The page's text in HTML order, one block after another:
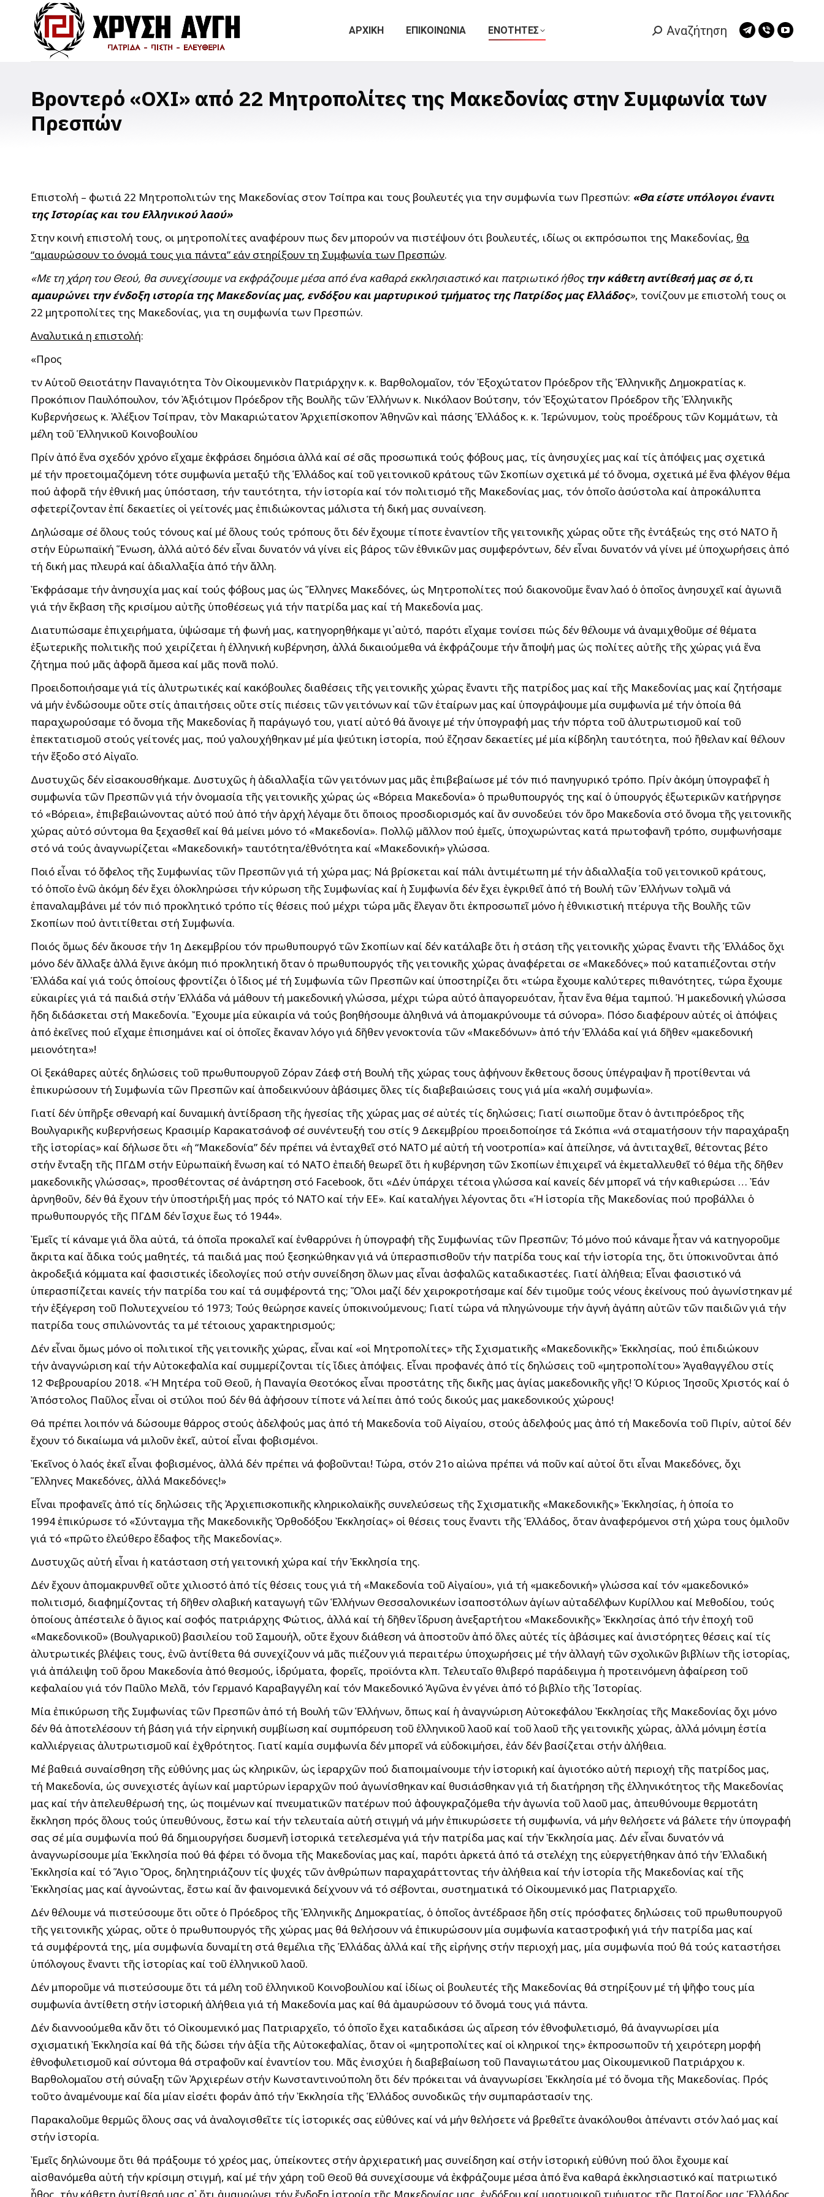
ΑΡΧΙΚΗ ΕΠΙΚΟΙΝΩΝΙΑ ΕΝΟΤΗΤΕΣ Search:
Αναζήτηση
Telegram
new
Viber
new
Βροντερό «ΟΧΙ» από 22 Μητροπολίτες της Μακεδονίας στην Συμφωνία των
Πρεσπών
Επιστολή – φωτιά 22 Μητροπολιτών της Μακεδονίας στον Τσίπρα και τους βουλευτές για την συμφωνία των Πρεσπών: «Θα είστε υπόλογοι έναντι
της Ιστορίας και του Ελληνικού λαού»
Στην κοινή επιστολή τους, οι μητροπολίτες αναφέρουν πως δεν μπορούν να πιστέψουν ότι βουλευτές, ιδίως οι εκπρόσωποι της Μακεδονίας, θα
“αμαυρώσουν το όνομά τους για πάντα” εάν στηρίξουν τη Συμφωνία των Πρεσπών.
«Με τη χάρη του Θεού, θα συνεχίσουμε να εκφράζουμε μέσα από ένα καθαρά εκκλησιαστικό και πατριωτικό ήθοςτην κάθετη αντίθεσή μας σε ό,τι
αμαυρώνει την ένδοξη ιστορία της Μακεδονίας μας, ενδόξου και μαρτυρικού τμήματος της Πατρίδος μας Ελλάδος», τονίζουν με επιστολή τους οι
22 μητροπολίτες της Μακεδονίας, για τη συμφωνία των Πρεσπών.
Αναλυτικά η επιστολή:
«Προς
τὴν Αὑτοῦ Θειοτάτην Παναγιότητα Τὸν Οἰκουμενικὸν Πατριάρχην κ. κ. Βαρθολομαῖον, τόν Ἐξοχώτατον Πρόεδρον τῆς Ἑλληνικῆς Δημοκρατίας κ.
Προκόπιον Παυλόπουλον, τόν Ἀξιότιμον Πρόεδρον τῆς Βουλῆς τῶν Ἑλλήνων κ. Νικόλαον Βούτσην, τόν Ἐξοχώτατον Πρόεδρον τῆς Ἑλληνικῆς
Κυβερνήσεως κ. Ἀλέξιον Τσίπραν, τὸν Μακαριώτατον Ἀρχιεπίσκοπον Ἀθηνῶν καὶ πάσης Ἑλλάδος κ. κ. Ἱερώνυμον, τοὺς προέδρους τῶν Κομμάτων, τὰ
μέλη τοῦ Ἑλληνικοῦ Κοινοβουλίου
Πρίν ἀπό ἕνα σχεδόν χρόνο εἴχαμε ἐκφράσει δημόσια ἀλλά καί σέ σᾶς προσωπικά τούς φόβους μας, τίς ἀνησυχίες μας καί τίς ἀπόψεις μας σχετικά
μέ τήν προετοιμαζόμενη τότε συμφωνία μεταξύ τῆς Ἑλλάδος καί τοῦ γειτονικοῦ κράτους τῶν Σκοπίων σχετικά μέ τό ὄνομα, σχετικά μέ ἕνα φλέγον θέμα
πού ἀφορᾶ τήν ἐθνική μας ὑπόσταση, τήν ταυτότητα, τήν ἱστορία καί τόν πολιτισμό τῆς Μακεδονίας μας, τόν ὁποῖο ἀσύστολα καί ἀπροκάλυπτα
σφετερίζονταν ἐπί δεκαετίες οἱ γείτονές μας ἐπιδιώκοντας μάλιστα τή δική μας συναίνεση.
Δηλώσαμε σέ ὅλους τούς τόνους καί μέ ὅλους τούς τρόπους ὅτι δέν ἔχουμε τίποτε ἐναντίον τῆς γειτονικῆς χώρας οὔτε τῆς ἐντάξεώς της στό ΝΑΤΟ ἤ
στήν Εὐρωπαϊκή Ἕνωση, ἀλλά αὐτό δέν εἶναι δυνατόν νά γίνει εἰς βάρος τῶν ἐθνικῶν μας συμφερόντων, δέν εἶναι δυνατόν νά γίνει μέ ὑποχωρήσεις ἀπό
τή δική μας πλευρά καί ἀδιαλλαξία ἀπό τήν ἄλλη.
Ἐκφράσαμε τήν ἀνησυχία μας καί τούς φόβους μας ὡς Ἕλληνες Μακεδόνες, ὡς Μητροπολίτες πού διακονοῦμε ἕναν λαό ὁ ὁποῖος ἀνησυχεῖ καί ἀγωνιᾶ
γιά τήν ἔκβαση τῆς κρισίμου αὐτῆς ὑποθέσεως γιά τήν πατρίδα μας καί τή Μακεδονία μας.
Διατυπώσαμε ἐπιχειρήματα, ὑψώσαμε τή φωνή μας, κατηγορηθήκαμε γι᾽αὐτό, παρότι εἴχαμε τονίσει πώς δέν θέλουμε νά ἀναμιχθοῦμε σέ θέματα
ἐξωτερικῆς πολιτικῆς πού χειρίζεται ἡ ἑλληνική κυβέρνηση, ἀλλά δικαιούμεθα νά ἐκφράζουμε τήν ἄποψή μας ὡς πολίτες αὐτῆς τῆς χώρας γιά ἕνα
ζήτημα πού μᾶς ἀφορᾶ ἄμεσα καί μᾶς πονᾶ πολύ.
Προειδοποιήσαμε γιά τίς ἀλυτρωτικές καί κακόβουλες διαθέσεις τῆς γειτονικῆς χώρας ἔναντι τῆς πατρίδος μας καί τῆς Μακεδονίας μας καί ζητήσαμε
νά μήν ἐνδώσουμε οὔτε στίς ἀπαιτήσεις οὔτε στίς πιέσεις τῶν γειτόνων καί τῶν ἑταίρων μας καί ὑπογράψουμε μία συμφωνία μέ τήν ὁποία θά
παραχωρούσαμε τό ὄνομα τῆς Μακεδονίας ἤ παράγωγό του, γιατί αὐτό θά ἄνοιγε μέ τήν ὑπογραφή μας τήν πόρτα τοῦ ἀλυτρωτισμοῦ καί τοῦ
ἐπεκτατισμοῦ στούς γείτονές μας, πού γαλουχήθηκαν μέ μία ψεύτικη ἱστορία, πού ἔζησαν δεκαετίες μέ μία κίβδηλη ταυτότητα, πού ἤθελαν καί θέλουν
τήν ἔξοδο στό Αἰγαῖο.
Δυστυχῶς δέν εἰσακουσθήκαμε. Δυστυχῶς ἡ ἀδιαλλαξία τῶν γειτόνων μας μᾶς ἐπιβεβαίωσε μέ τόν πιό πανηγυρικό τρόπο. Πρίν ἀκόμη ὑπογραφεῖ ἡ
συμφωνία τῶν Πρεσπῶν γιά τήν ὀνομασία τῆς γειτονικῆς χώρας ὡς «Βόρεια Μακεδονία» ὁ πρωθυπουργός της καί ὁ ὑπουργός ἐξωτερικῶν κατήργησε
τό «Βόρεια», ἐπιβεβαιώνοντας αὐτό πού ἀπό τήν ἀρχή λέγαμε ὅτι ὅποιος προσδιορισμός καί ἄν συνοδεύει τόν ὅρο Μακεδονία στό ὄνομα τῆς γειτονικῆς
χώρας αὐτό σύντομα θα ξεχασθεῖ καί θά μείνει μόνο τό «Μακεδονία». Πολλῷ μᾶλλον πού ἐμεῖς, ὑποχωρώντας κατά πρωτοφανῆ τρόπο, συμφωνήσαμε
στό νά τούς ἀναγνωρίζεται «Μακεδονική» ταυτότητα/ἐθνότητα καί «Μακεδονική» γλώσσα.
Ποιό εἶναι τό ὄφελος τῆς Συμφωνίας τῶν Πρεσπῶν γιά τή χώρα μας; Νά βρίσκεται καί πάλι ἀντιμέτωπη μέ τήν ἀδιαλλαξία τοῦ γειτονικοῦ κράτους,
τό ὁποῖο ἐνῶ ἀκόμη δέν ἔχει ὁλοκληρώσει τήν κύρωση τῆς Συμφωνίας καί ἡ Συμφωνία δέν ἔχει ἐγκριθεῖ ἀπό τή Βουλή τῶν Ἑλλήνων τολμᾶ νά
ἐπαναλαμβάνει μέ τόν πιό προκλητικό τρόπο τίς θέσεις πού μέχρι τώρα μᾶς ἔλεγαν ὅτι ἐκπροσωπεῖ μόνο ἡ ἐθνικιστική πτέρυγα τῆς Βουλῆς τῶν
Σκοπίων πού ἀντιτίθεται στή Συμφωνία.
Ποιός ὅμως δέν ἄκουσε τήν 1η Δεκεμβρίου τόν πρωθυπουργό τῶν Σκοπίων καί δέν κατάλαβε ὅτι ἡ στάση τῆς γειτονικῆς χώρας ἔναντι τῆς Ἑλλάδος ὄχι
μόνο δέν ἄλλαξε ἀλλά ἔγινε ἀκόμη πιό προκλητική ὅταν ὁ πρωθυπουργός τῆς γειτονικῆς χώρας ἀναφέρεται σε «Μακεδόνες» πού καταπιέζονται στήν
Ἑλλάδα καί γιά τούς ὁποίους φροντίζει ὁ ἴδιος μέ τή Συμφωνία τῶν Πρεσπῶν καί ὑποστηρίζει ὅτι «τώρα ἔχουμε καλύτερες πιθανότητες, τώρα ἔχουμε
εὐκαιρίες γιά τά παιδιά στήν Ἑλλάδα νά μάθουν τή μακεδονική γλώσσα, μέχρι τώρα αὐτό ἀπαγορευόταν, ἦταν ἕνα θέμα ταμπού. Ἡ μακεδονική γλώσσα
ἤδη διδάσκεται στή Μακεδονία. Ἔχουμε μία εὐκαιρία νά τούς βοηθήσουμε ἀληθινά νά ἀπομακρύνουμε τά σύνορα». Πόσο διαφέρουν αὐτές οἱ ἀπόψεις
ἀπό ἐκεῖνες πού εἴχαμε ἐπισημάνει καί οἱ ὁποῖες ἔκαναν λόγο γιά δῆθεν γενοκτονία τῶν «Μακεδόνων» ἀπό τήν Ἑλλάδα καί γιά δῆθεν «μακεδονική
μειονότητα»!
Οἱ ξεκάθαρες αὐτές δηλώσεις τοῦ πρωθυπουργοῦ Ζόραν Ζάεφ στή Βουλή τῆς χώρας τους ἀφήνουν ἔκθετους ὅσους ὑπέγραψαν ἤ προτίθενται νά
ἐπικυρώσουν τή Συμφωνία τῶν Πρεσπῶν καί ἀποδεικνύουν ἀβάσιμες ὅλες τίς διαβεβαιώσεις τους γιά μία «καλή συμφωνία».
Γιατί δέν ὑπῆρξε σθεναρή καί δυναμική ἀντίδραση τῆς ἡγεσίας τῆς χώρας μας σέ αὐτές τίς δηλώσεις; Γιατί σιωποῦμε ὅταν ὁ ἀντιπρόεδρος τῆς
Βουλγαρικῆς κυβερνήσεως Κρασιμίρ Καρακατσάνοφ σέ συνέντευξή του στίς 9 Δεκεμβρίου προειδοποίησε τά Σκόπια «νά σταματήσουν τήν παραχάραξη
τῆς ἱστορίας» καί δήλωσε ὅτι «ἡ “Μακεδονία” δέν πρέπει νά ἐνταχθεῖ στό ΝΑΤΟ μέ αὐτή τή νοοτροπία» καί ἀπείλησε, νά ἀντιταχθεῖ, θέτοντας βέτο
στήν ἔνταξη τῆς ΠΓΔΜ στήν Εὐρωπαϊκή ἕνωση καί τό ΝΑΤΟ ἐπειδή θεωρεῖ ὅτι ἡ κυβέρνηση τῶν Σκοπίων ἐπιχειρεῖ νά ἐκμεταλλευθεῖ τό θέμα τῆς δῆθεν
μακεδονικῆς γλώσσας», προσθέτοντας σέ ἀνάρτηση στό Facebook, ὅτι «Δέν ὑπάρχει τέτοια γλώσσα καί κανείς δέν μπορεῖ νά τήν καθιερώσει … Ἐάν
ἀρνηθοῦν, δέν θά ἔχουν τήν ὑποστήριξή μας πρός τό ΝΑΤΟ καί τήν ΕΕ». Καί καταλήγει λέγοντας ὅτι «Ἡ ἱστορία τῆς Μακεδονίας πού προβάλλει ὁ
πρωθυπουργός τῆς ΠΓΔΜ δέν ἴσχυε ἕως τό 1944».
Ἐμεῖς τί κάναμε γιά ὅλα αὐτά, τά ὁποῖα προκαλεῖ καί ἐνθαρρύνει ἡ ὑπογραφή τῆς Συμφωνίας τῶν Πρεσπῶν; Τό μόνο πού κάναμε ἦταν νά κατηγοροῦμε
ἄκριτα καί ἄδικα τούς μαθητές, τά παιδιά μας πού ξεσηκώθηκαν γιά νά ὑπερασπισθοῦν τήν πατρίδα τους καί τήν ἱστορία της, ὅτι ὑποκινοῦνται ἀπό
ἀκροδεξιά κόμματα καί φασιστικές ἰδεολογίες πού στήν συνείδηση ὅλων μας εἶναι ἀσφαλῶς καταδικαστέες. Γιατί ἀλήθεια; Εἶναι φασιστικό νά
ὑπερασπίζεται κανείς τήν πατρίδα του καί τά συμφέροντά της; Ὅλοι μαζί δέν χειροκροτήσαμε καί δέν τιμοῦμε τούς νέους ἐκείνους πού ἀγωνίστηκαν μέ
τήν ἐξέγερση τοῦ Πολυτεχνείου τό 1973; Τούς θεώρησε κανείς ὑποκινούμενους; Γιατί τώρα νά πληγώνουμε τήν ἁγνή ἀγάπη αὐτῶν τῶν παιδιῶν γιά τήν
πατρίδα τους σπιλώνοντάς τα μέ τέτοιους χαρακτηρισμούς;
Δέν εἶναι ὅμως μόνο οἱ πολιτικοί τῆς γειτονικῆς χώρας, εἶναι καί «οἱ Μητροπολίτες» τῆς Σχισματικῆς «Μακεδονικῆς» Ἐκκλησίας, πού ἐπιδιώκουν
τήν ἀναγνώριση καί τήν Αὐτοκεφαλία καί συμμερίζονται τίς ἴδιες ἀπόψεις. Εἶναι προφανές ἀπό τίς δηλώσεις τοῦ «μητροπολίτου» Ἀγαθαγγέλου στίς
12 Φεβρουαρίου 2018. «Ἡ Μητέρα τοῦ Θεοῦ, ἡ Παναγία Θεοτόκος εἶναι προστάτης τῆς δικῆς μας ἁγίας μακεδονικῆς γῆς! Ὁ Κύριος Ἰησοῦς Χριστός καί ὁ
Ἀπόστολος Παῦλος εἶναι οἱ στύλοι πού δέν θά ἀφήσουν τίποτε νά λείπει ἀπό τούς δικούς μας μακεδονικούς χώρους!
Θά πρέπει λοιπόν νά δώσουμε θάρρος στούς ἀδελφούς μας ἀπό τή Μακεδονία τοῦ Αἰγαίου, στούς ἀδελφούς μας ἀπό τή Μακεδονία τοῦ Πιρίν, αὐτοί δέν
ἔχουν τό δικαίωμα νά μιλοῦν ἐκεῖ, αὐτοί εἶναι φοβισμένοι.
Ἐκεῖνος ὁ λαός ἐκεῖ εἶναι φοβισμένος, ἀλλά δέν πρέπει νά φοβοῦνται! Τώρα, στόν 21ο αἰώνα πρέπει νά ποῦν καί αὐτοί ὅτι εἶναι Μακεδόνες, ὄχι
Ἕλληνες Μακεδόνες, ἀλλά Μακεδόνες!»
Εἶναι προφανεῖς ἀπό τίς δηλώσεις τῆς Ἀρχιεπισκοπικῆς κληρικολαϊκῆς συνελεύσεως τῆς Σχισματικῆς «Μακεδονικῆς» Ἐκκλησίας, ἡ ὁποία το
1994 ἐπικύρωσε τό «Σύνταγμα τῆς Μακεδονικῆς Ὀρθοδόξου Ἐκκλησίας» οἱ θέσεις τους ἔναντι τῆς Ἑλλάδος, ὅταν ἀναφερόμενοι στή χώρα τους ὁμιλοῦν
γιά τό «πρῶτο ἐλεύθερο ἔδαφος τῆς Μακεδονίας».
Δυστυχῶς αὐτή εἶναι ἡ κατάσταση στή γειτονική χώρα καί τήν Ἐκκλησία της.
Δέν ἔχουν ἀπομακρυνθεῖ οὔτε χιλιοστό ἀπό τίς θέσεις τους γιά τή «Μακεδονία τοῦ Αἰγαίου», γιά τή «μακεδονική» γλώσσα καί τόν «μακεδονικό»
πολιτισμό, διαφημίζοντας τή δῆθεν σλαβική καταγωγή τῶν Ἑλλήνων Θεσσαλονικέων ἰσαποστόλων ἁγίων αὐταδέλφων Κυρίλλου καί Μεθοδίου, τούς
ὁποίους ἀπέστειλε ὁ ἅγιος καί σοφός πατριάρχης Φώτιος, ἀλλά καί τή δῆθεν ἵδρυση ἀνεξαρτήτου «Μακεδονικῆς» Ἐκκλησίας ἀπό τήν ἐποχή τοῦ
«Μακεδονικοῦ» (Βουλγαρικοῦ) βασιλείου τοῦ Σαμουήλ, οὔτε ἔχουν διάθεση νά ἀποστοῦν ἀπό ὅλες αὐτές τίς ἀβάσιμες καί ἀνιστόρητες θέσεις καί τίς
ἀλυτρωτικές βλέψεις τους, ἐνῶ ἀντίθετα θά συνεχίζουν νά μᾶς πιέζουν γιά περαιτέρω ὑποχωρήσεις μέ τήν ἀλλαγή τῶν σχολικῶν βιβλίων τῆς ἱστορίας,
γιά ἀπάλειψη τοῦ ὅρου Μακεδονία ἀπό θεσμούς, ἱδρύματα, φορεῖς, προϊόντα κλπ. Τελευταῖο θλιβερό παράδειγμα ἡ προτεινόμενη ἀφαίρεση τοῦ
κεφαλαίου γιά τόν Παῦλο Μελᾶ, τόν Γερμανό Καραβαγγέλη καί τόν Μακεδονικό Ἀγῶνα ἐν γένει ἀπό τό βιβλίο τῆς Ἱστορίας.
Μία ἐπικύρωση τῆς Συμφωνίας τῶν Πρεσπῶν ἀπό τή Βουλή τῶν Ἑλλήνων, ὅπως καί ἡ ἀναγνώριση Αὐτοκεφάλου Ἐκκλησίας τῆς Μακεδονίας ὄχι μόνο
δέν θά ἀποτελέσουν τή βάση γιά τήν εἰρηνική συμβίωση καί συμπόρευση τοῦ ἑλληνικοῦ λαοῦ καί τοῦ λαοῦ τῆς γειτονικῆς χώρας, ἀλλά μόνιμη ἑστία
καλλιέργειας ἀλυτρωτισμοῦ καί ἐχθρότητος. Γιατί καμία συμφωνία δέν μπορεῖ νά εὐδοκιμήσει, ἐάν δέν βασίζεται στήν ἀλήθεια.
Μέ βαθειά συναίσθηση τῆς εὐθύνης μας ὡς κληρικῶν, ὡς ἱεραρχῶν πού διαποιμαίνουμε τήν ἱστορική καί ἁγιοτόκο αὐτή περιοχή τῆς πατρίδος μας,
τή Μακεδονία, ὡς συνεχιστές ἁγίων καί μαρτύρων ἱεραρχῶν πού ἀγωνίσθηκαν καί θυσιάσθηκαν γιά τή διατήρηση τῆς ἑλληνικότητος τῆς Μακεδονίας
μας καί τήν ἀπελευθέρωσή της, ὡς ποιμένων καί πνευματικῶν πατέρων πού ἀφουγκραζόμεθα τήν ἀγωνία τοῦ λαοῦ μας, ἀπευθύνουμε θερμοτάτη
ἔκκληση πρός ὅλους τούς ὑπευθύνους, ἔστω καί τήν τελευταία αὐτή στιγμή νά μήν ἐπικυρώσετε τή συμφωνία, νά μήν θελήσετε νά βάλετε τήν ὑπογραφή
σας σέ μία συμφωνία πού θά δημιουργήσει δυσμενῆ ἱστορικά τετελεσμένα γιά τήν πατρίδα μας καί τήν Ἐκκλησία μας. Δέν εἶναι δυνατόν νά
ἀναγνωρίσουμε μία Ἐκκλησία πού θά φέρει τό ὄνομα τῆς Μακεδονίας μας καί, παρότι ἀρκετά ἀπό τά στελέχη της εὐεργετήθηκαν ἀπό τήν Ἑλλαδική
Ἐκκλησία καί τό Ἅγιο Ὄρος, δηλητηριάζουν τίς ψυχές τῶν ἀνθρώπων παραχαράττοντας τήν ἀλήθεια καί τήν ἱστορία τῆς Μακεδονίας καί τῆς
Ἐκκλησίας μας καί ἀγνοώντας, ἔστω καί ἄν φαινομενικά δείχνουν νά τό σέβονται, συστηματικά τό Οἰκουμενικό μας Πατριαρχεῖο.
Δέν θέλουμε νά πιστεύσουμε ὅτι οὔτε ὁ Πρόεδρος τῆς Ἑλληνικῆς Δημοκρατίας, ὁ ὁποῖος ἀντέδρασε ἤδη στίς πρόσφατες δηλώσεις τοῦ πρωθυπουργοῦ
τῆς γειτονικῆς χώρας, οὔτε ὁ πρωθυπουργός τῆς χώρας μας θά θελήσουν νά ἐπικυρώσουν μία συμφωνία καταστροφική γιά τήν πατρίδα μας καί
τά συμφέροντά της, μία συμφωνία δυναμίτη στά θεμέλια τῆς Ἑλλάδας ἀλλά καί τῆς εἰρήνης στήν περιοχή μας, μία συμφωνία πού θά τούς καταστήσει
ὑπόλογους ἔναντι τῆς ἱστορίας καί τοῦ ἑλληνικοῦ λαοῦ.
Δέν μποροῦμε νά πιστεύσουμε ὅτι τά μέλη τοῦ ἑλληνικοῦ Κοινοβουλίου καί ἰδίως οἱ βουλευτές τῆς Μακεδονίας θά στηρίξουν μέ τή ψῆφο τους μία
συμφωνία ἀντίθετη στήν ἱστορική ἀλήθεια γιά τή Μακεδονία μας καί θά ἀμαυρώσουν τό ὄνομά τους γιά πάντα.
Δέν διαννοούμεθα κἄν ὅτι τό Οἰκουμενικό μας Πατριαρχεῖο, τό ὁποῖο ἔχει καταδικάσει ὡς αἵρεση τόν ἐθνοφυλετισμό, θά ἀναγνωρίσει μία
σχισματική Ἐκκλησία καί θά τῆς δώσει τήν ἀξία τῆς Αὐτοκεφαλίας, ὅταν οἱ «μητροπολίτες καί οἱ κληρικοί της» ἐκπροσωποῦν τή χειρότερη μορφή
ἐθνοφυλετισμοῦ καί σύντομα θά στραφοῦν καί ἐναντίον του. Μᾶς ἐνισχύει ἡ διαβεβαίωση τοῦ Παναγιωτάτου μας Οἰκουμενικοῦ Πατριάρχου κ.
Βαρθολομαῖου στή σύναξη τῶν Ἀρχιερέων στήν Κωνσταντινούπολη ὅτι δέν πρόκειται νά ἀναγνωρίσει Ἐκκλησία μέ τό ὄνομα τῆς Μακεδονίας. Πρός
τοῦτο ἀναμένουμε καί δία μίαν εἰσέτι φοράν ἀπό τήν Ἐκκλησία τῆς Ἑλλάδος συνοδικῶς τήν συμπαράστασίν της.
Παρακαλοῦμε θερμῶς ὅλους σας νά ἀναλογισθεῖτε τίς ἱστορικές σας εὐθύνες καί νά μήν θελήσετε νά βρεθεῖτε ἀνακόλουθοι ἀπέναντι στόν λαό μας καί
στήν ἱστορία.
Ἐμεῖς δηλώνουμε ὅτι θά πράξουμε τό χρέος μας, ὑπείκοντες στήν ἀρχιερατική μας συνείδηση καί στήν ἱστορική εὐθύνη πού ὅλοι ἔχουμε καί
αἰσθανόμεθα αὐτή τήν κρίσιμη στιγμή, καί μέ τήν χάρη τοῦ Θεοῦ θά συνεχίσουμε νά ἐκφράζουμε μέσα ἀπό ἕνα καθαρά ἐκκλησιαστικό καί πατριωτικό